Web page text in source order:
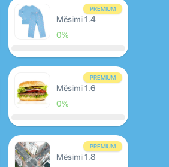
PREMIUM
Mësimi 1.4
0%
PREMIUM
Mësimi 1.6
0%
PREMIUM
Mësimi 1.8